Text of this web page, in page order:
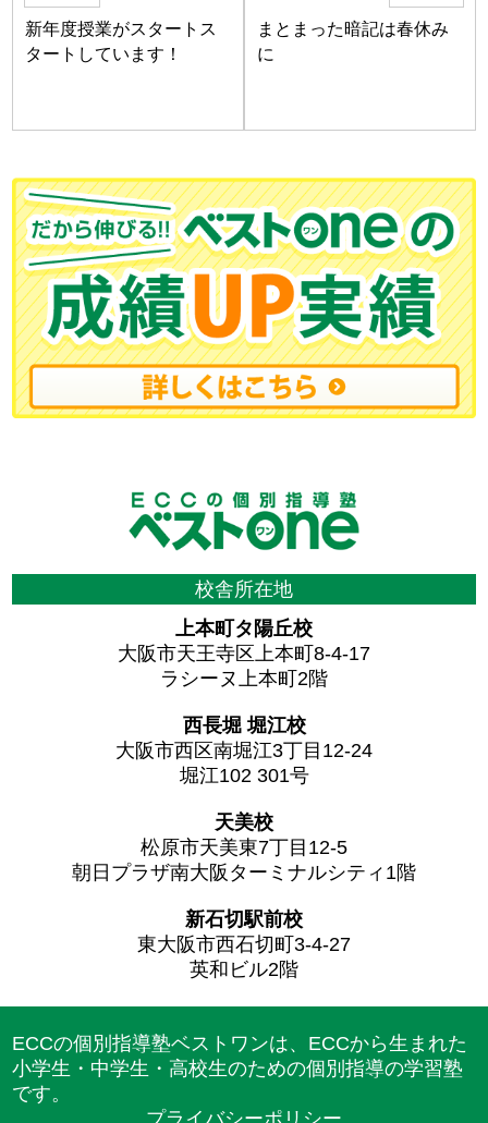
新年度授業がスタートス
タートしています！
まとまった暗記は春休み
に
校舎所在地
上本町タ陽丘校
大阪市天王寺区上本町8-4-17
ラシーヌ上本町2階
西長堀 堀江校
大阪市西区南堀江3丁目12-24
堀江102 301号
天美校
松原市天美東7丁目12-5
朝日プラザ南大阪ターミナルシティ1階
新石切駅前校
東大阪市西石切町3-4-27
英和ビル2階
ECCの個別指導塾ベストワンは、ECCから生まれた
小学生・中学生・高校生のための個別指導の学習塾
です。
プライバシーポリシー